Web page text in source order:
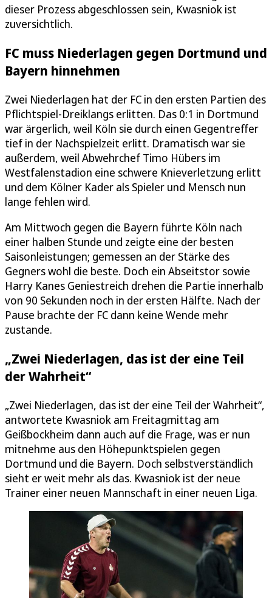
dieser Prozess abgeschlossen sein, Kwasniok ist
zuversichtlich.
FC muss Niederlagen gegen Dortmund und
Bayern hinnehmen
Zwei Niederlagen hat der FC in den ersten Partien des
Pflichtspiel-Dreiklangs erlitten. Das 0:1 in Dortmund
war ärgerlich, weil Köln sie durch einen Gegentreffer
tief in der Nachspielzeit erlitt. Dramatisch war sie
außerdem, weil Abwehrchef Timo Hübers im
Westfalenstadion eine schwere Knieverletzung erlitt
und dem Kölner Kader als Spieler und Mensch nun
lange fehlen wird.
Am Mittwoch gegen die Bayern führte Köln nach
einer halben Stunde und zeigte eine der besten
Saisonleistungen; gemessen an der Stärke des
Gegners wohl die beste. Doch ein Abseitstor sowie
Harry Kanes Geniestreich drehen die Partie innerhalb
von 90 Sekunden noch in der ersten Hälfte. Nach der
Pause brachte der FC dann keine Wende mehr
zustande.
„Zwei Niederlagen, das ist der eine Teil
der Wahrheit“
„Zwei Niederlagen, das ist der eine Teil der Wahrheit“,
antwortete Kwasniok am Freitagmittag am
Geißbockheim dann auch auf die Frage, was er nun
mitnehme aus den Höhepunktspielen gegen
Dortmund und die Bayern. Doch selbstverständlich
sieht er weit mehr als das. Kwasniok ist der neue
Trainer einer neuen Mannschaft in einer neuen Liga.